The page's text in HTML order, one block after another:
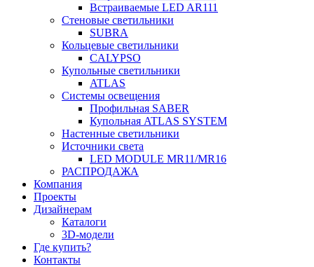
Встраиваемые LED AR111
Стеновые светильники
SUBRA
Кольцевые светильники
CALYPSO
Купольные светильники
ATLAS
Системы освещения
Профильная SABER
Купольная ATLAS SYSTEM
Настенные светильники
Источники света
LED MODULE MR11/MR16
РАСПРОДАЖА
Компания
Проекты
Дизайнерам
Каталоги
3D-модели
Где купить?
Контакты